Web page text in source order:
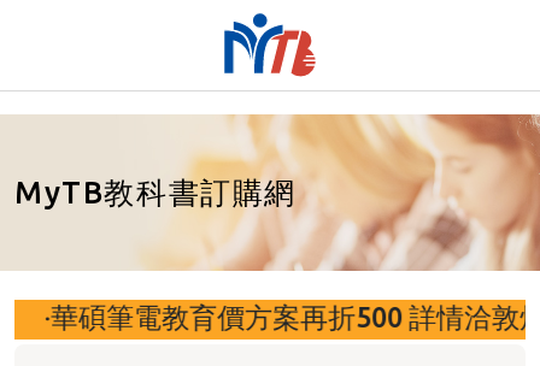
MyTB教科書訂購網
育價方案再折500 詳情洽敦煌校園